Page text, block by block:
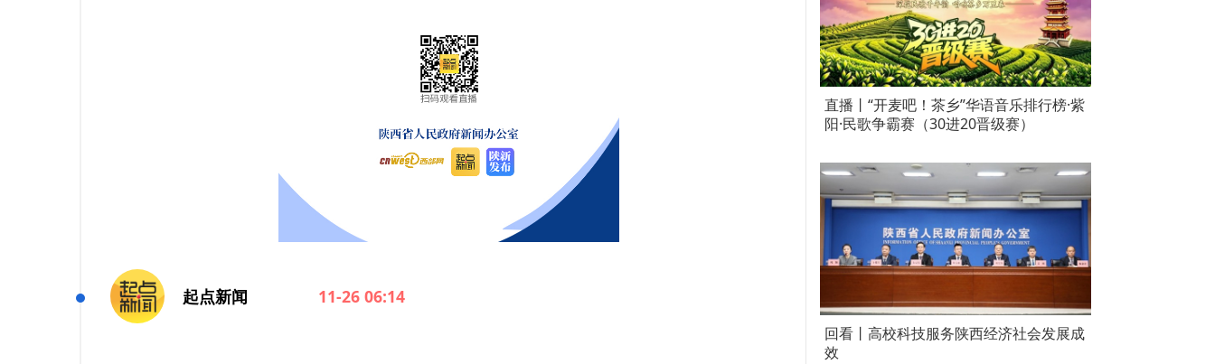
起点新闻 11-26 06:14
直播丨“开麦吧！茶乡”华语音乐排行榜·紫
阳·民歌争霸赛（30进20晋级赛）
回看丨高校科技服务陕西经济社会发展成
效